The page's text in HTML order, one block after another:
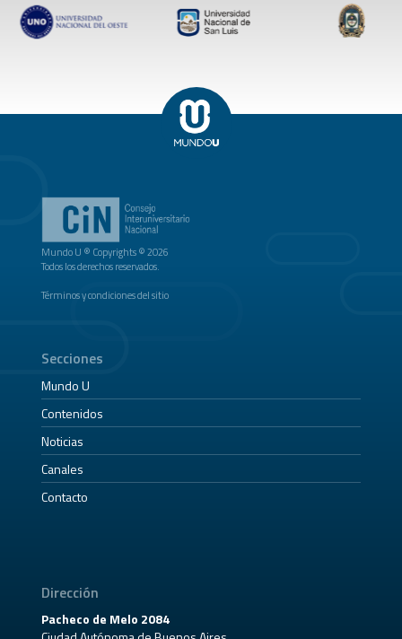
Mundo U ® Copyrights © 2026
Todos los derechos reservados.
Términos y condiciones del sitio
Secciones
Mundo U
Contenidos
Noticias
Canales
Contacto
Dirección
Pacheco de Melo 2084